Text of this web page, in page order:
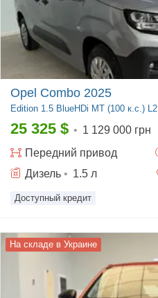
Opel Combo 2025
Edition 1.5 BlueHDi MT (100 к.с.) L2
25 325 $ • 1 129 000 грн
Передний привод
Дизель • 1.5 л
Доступный кредит
На складе в Украине